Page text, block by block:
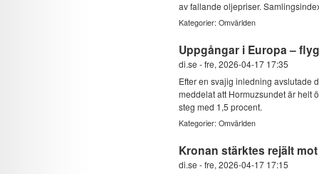
av fallande oljepriser.
Kategorier: Omvärlden
Uppgångar i Europa –
di.se -fre, 2026-04-17 17:35
Efter en svajig inledning avslutade
meddelat att Hormuzsundet är helt
steg med 1,5 procent.
Kategorier: Omvärlden
Kronan stärktes rejält
di.se -fre, 2026-04-17 17:15